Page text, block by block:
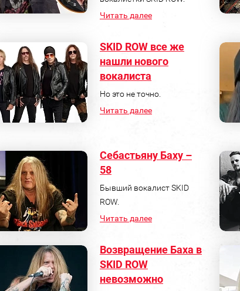
Читать далее
SKID ROW все же
нашли нового
вокалиста
Но это не точно.
Читать далее
Себастьяну Баху –
58
Бывший вокалист SKID
ROW.
Читать далее
Возвращение Баха в
SKID ROW
невозможно